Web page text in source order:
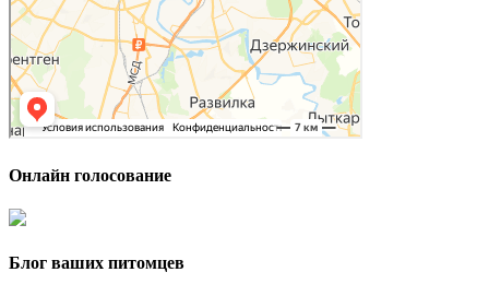
Онлайн голосование
Блог ваших питомцев